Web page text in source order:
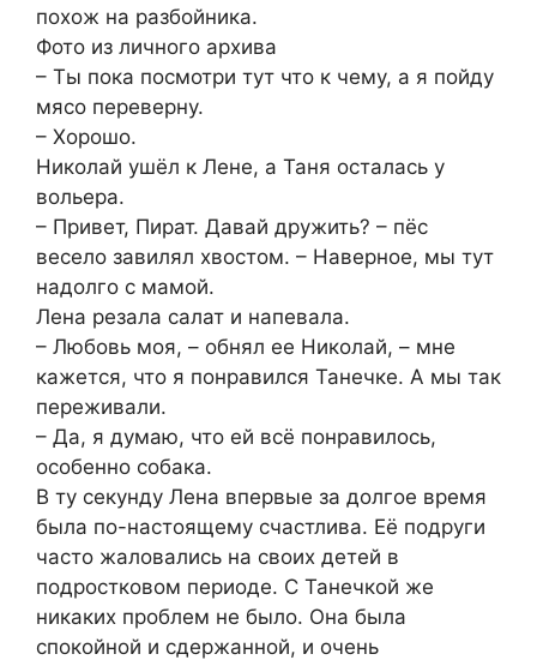
похож на разбойника.
Фото из личного архива
– Ты пока посмотри тут что к чему, а я пойду
мясо переверну.
– Хорошо.
Николай ушёл к Лене, а Таня осталась у
вольера.
– Привет, Пират. Давай дружить? – пёс
весело завилял хвостом. – Наверное, мы тут
надолго с мамой.
Лена резала салат и напевала.
– Любовь моя, – обнял ее Николай, – мне
кажется, что я понравился Танечке. А мы так
переживали.
– Да, я думаю, что ей всё понравилось,
особенно собака.
В ту секунду Лена впервые за долгое время
была по-настоящему счастлива. Её подруги
часто жаловались на своих детей в
подростковом периоде. С Танечкой же
никаких проблем не было. Она была
спокойной и сдержанной, и очень